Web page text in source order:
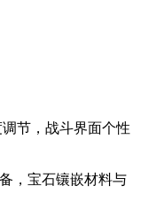
节，战斗界面个性
，宝石镶嵌材料与